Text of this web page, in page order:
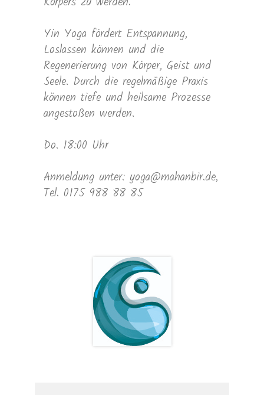
Yin Yoga fördert Entspannung,
Loslassen können und die
Regenerierung von Körper, Geist und
Seele. Durch die regelmäßige Praxis
können tiefe und heilsame Prozesse
angestoßen werden.
Do. 18:00 Uhr
Anmeldung unter: yoga@mahanbir.de,
Tel. 0175 988 88 85